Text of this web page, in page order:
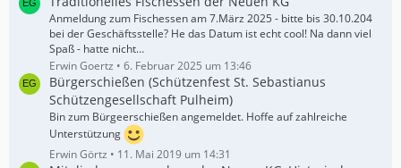
Anmeldung zum Fischessen am 7.März 2025 - bitte bis 30.10.204
bei der Geschäftsstelle? He das Datum ist echt cool! Na dann viel
Spaß - hatte nicht…
Erwin Goertz
6. Februar 2025 um 13:46
Bürgerschießen (Schützenfest St. Sebastianus
Schützengesellschaft Pulheim)
Bin zum Bürgeerschießen angemeldet. Hoffe auf zahlreiche
Unterstützung
Erwin Görtz
11. Mai 2019 um 14:31